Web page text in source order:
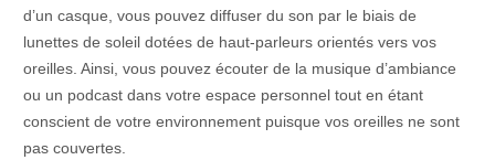
d’un casque, vous pouvez diffuser du son par le biais de
lunettes de soleil dotées de haut-parleurs orientés vers vos
oreilles. Ainsi, vous pouvez écouter de la musique d’ambiance
ou un podcast dans votre espace personnel tout en étant
conscient de votre environnement puisque vos oreilles ne sont
pas couvertes.